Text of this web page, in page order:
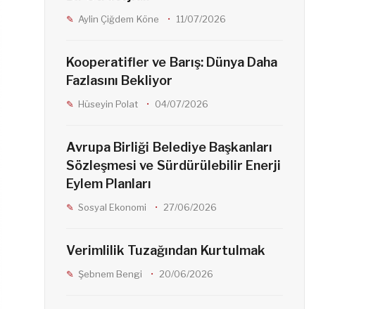
Aylin Çiğdem Köne 11/07/2026
Kooperatifler ve Barış: Dünya Daha
Fazlasını Bekliyor
Hüseyin Polat 04/07/2026
Avrupa Birliği Belediye Başkanları
Sözleşmesi ve Sürdürülebilir Enerji
Eylem Planları
Sosyal Ekonomi 27/06/2026
Verimlilik Tuzağından Kurtulmak
Şebnem Bengi 20/06/2026